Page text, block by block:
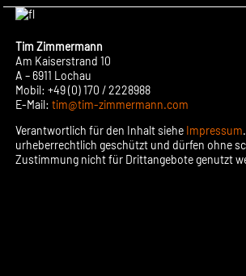
Tim Zimmermann
Am Kaiserstrand 10
A – 6911 Lochau
Mobil: +49 (0) 170 / 2228988
E-Mail:tim@tim-zimmermann.com
Verantwortlich für den Inhalt siehe Impressum
urheberrechtlich geschützt und dürfen ohne
Zustimmung nicht für Drittangebote genutzt